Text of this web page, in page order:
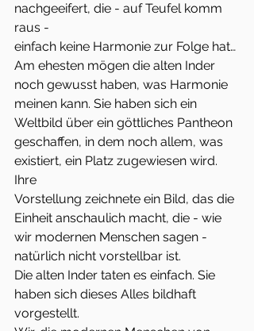
nachgeeifert, die - auf Teufel komm
raus -
einfach keine Harmonie zur Folge hat…
Am ehesten mögen die alten Inder
noch gewusst haben, was Harmonie
meinen kann. Sie haben sich ein
Weltbild über ein göttliches Pantheon
geschaffen, in dem noch allem, was
existiert, ein Platz zugewiesen wird.
Ihre
Vorstellung zeichnete ein Bild, das die
Einheit anschaulich macht, die - wie
wir modernen Menschen sagen -
natürlich nicht vorstellbar ist.
Die alten Inder taten es einfach. Sie
haben sich dieses Alles bildhaft
vorgestellt.